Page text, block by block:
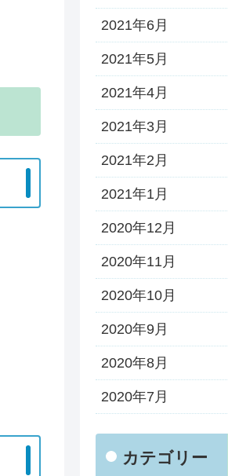
2021年6月
2021年5月
2021年4月
2021年3月
2021年2月
2021年1月
2020年12月
2020年11月
2020年10月
2020年9月
2020年8月
2020年7月
カテゴリー